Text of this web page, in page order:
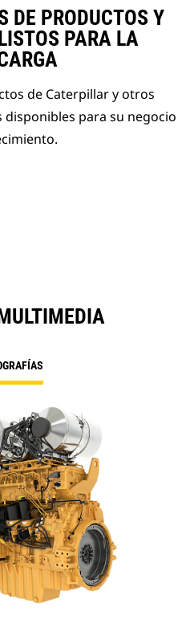
DE PRODUCTOS Y
PARA LA
de Caterpillar y otros
para su negocio